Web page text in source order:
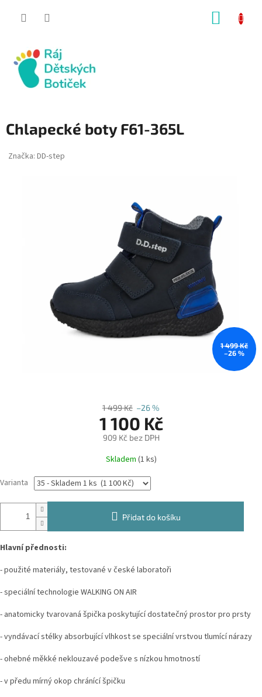
Chlapecké boty F61-365L
Značka: DD-step
1 499 Kč
–26 %
1 499 Kč –26 %
1 100 Kč
909 Kč bez DPH
Měrná
cena:
Skladem (1 ks)
Varianta
Přidat do košíku
Hlavní přednosti:
- použité materiály, testované v české laboratoři
- speciální technologie WALKING ON AIR
- anatomicky tvarovaná špička poskytující dostatečný prostor pro prsty
- vyndávací stélky absorbující vlhkost se speciální vrstvou tlumící nárazy
- ohebné měkké neklouzavé podešve s nízkou hmotností
- v předu mírný okop chránící špičku